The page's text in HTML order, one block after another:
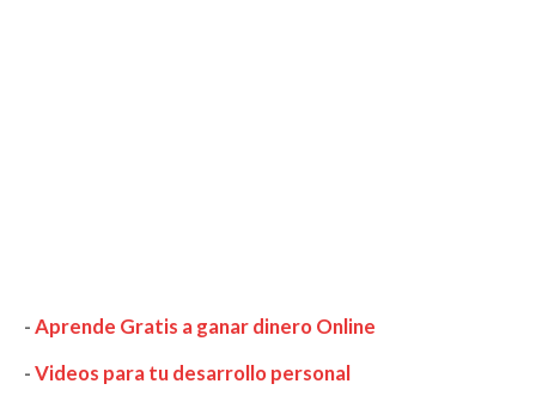
-Aprende Gratis a ganar dinero Online
-Videos para tu desarrollo personal